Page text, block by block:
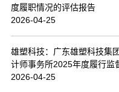
度履职情况的评估报告
2026-04-25
雄塑科技：广东雄塑科技集
计师事务所2025年度履行监
2026-04-25